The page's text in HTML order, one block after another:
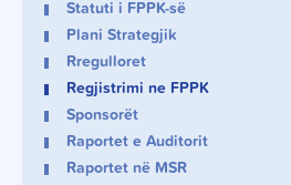
Statuti i FPPK-së
Plani Strategjik
Rregulloret
Regjistrimi ne FPPK
Sponsorët
Raportet e Auditorit
Raportet në MSR